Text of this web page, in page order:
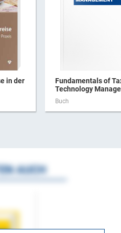
in der
Fundamentals of
Technology
Buch
AUCH